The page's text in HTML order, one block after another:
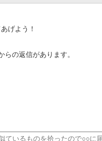
げよう！
の返信があります。